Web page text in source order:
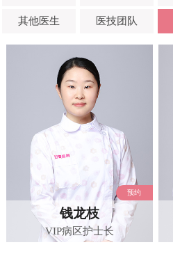
其他医生 医技团队
预约
钱龙枝
VIP病区护士长